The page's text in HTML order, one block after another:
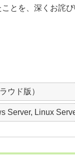
とを、深くお詫
ウド版）
Server, Linux